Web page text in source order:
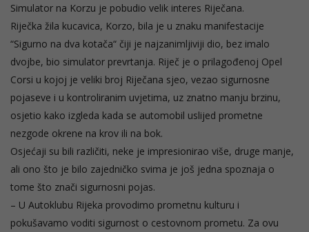
Simulator na Korzu je pobudio velik interes Riječana.
Riječka žila kucavica, Korzo, bila je u znaku manifestacije
“Sigurno na dva kotača“ čiji je najzanimljiviji dio, bez imalo
dvojbe, bio simulator prevrtanja. Riječ je o prilagođenoj Opel
Corsi u kojoj je veliki broj Riječana sjeo, vezao sigurnosne
pojaseve i u kontroliranim uvjetima, uz znatno manju brzinu,
osjetio kako izgleda kada se automobil uslijed prometne
nezgode okrene na krov ili na bok.
Osjećaji su bili različiti, neke je impresionirao više, druge manje,
ali ono što je bilo zajedničko svima je još jedna spoznaja o
tome što znači sigurnosni pojas.
– U Autoklubu Rijeka provodimo prometnu kulturu i
pokušavamo voditi sigurnost o cestovnom prometu. Za ovu